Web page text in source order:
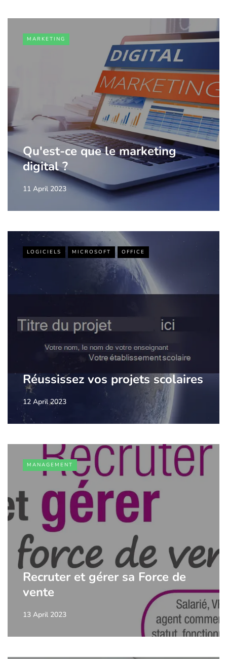
MARKETING
Qu'est-ce que le marketing
digital ?
11 April 2023
LOGICIELS MICROSOFT OFFICE
Réussissez vos projets scolaires
12 April 2023
MANAGEMENT
Recruter et gérer sa Force de
vente
13 April 2023